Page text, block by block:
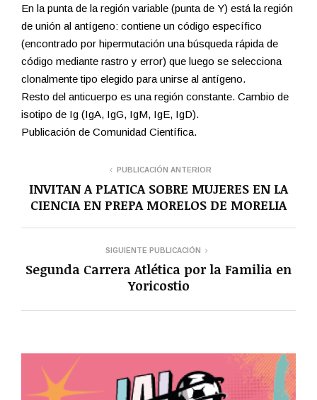
En la punta de la región variable (punta de Y) está la región
de unión al antígeno: contiene un código específico
(encontrado por hipermutación una búsqueda rápida de
código mediante rastro y error) que luego se selecciona
clonalmente tipo elegido para unirse al antígeno.
Resto del anticuerpo es una región constante. Cambio de
isotipo de Ig (IgA, IgG, IgM, IgE, IgD).
Publicación de Comunidad Científica.
PUBLICACIÓN ANTERIOR
INVITAN A PLATICA SOBRE MUJERES EN LA
CIENCIA EN PREPA MORELOS DE MORELIA
SIGUIENTE PUBLICACIÓN
Segunda Carrera Atlética por la Familia en
Yoricostio